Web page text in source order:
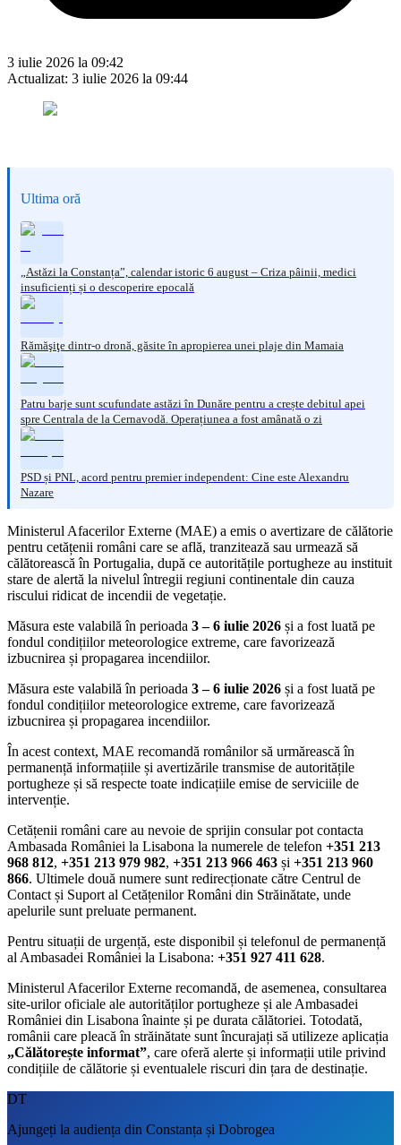
3 iulie 2026 la 09:42
Actualizat: 3 iulie 2026 la 09:44
Ultima oră
„Astăzi la Constanța”, calendar istoric 6 august – Criza pâinii, medici
insuficienți și o descoperire epocală
Rămăşiţe dintr-o dronă, găsite în apropierea unei plaje din Mamaia
Patru barje sunt scufundate astăzi în Dunăre pentru a crește debitul apei
spre Centrala de la Cernavodă. Operațiunea a fost amânată o zi
PSD și PNL, acord pentru premier independent: Cine este Alexandru
Nazare
Ministerul Afacerilor Externe (MAE) a emis o avertizare de călătorie
pentru cetățenii români care se află, tranzitează sau urmează să
călătorească în Portugalia, după ce autoritățile portugheze au instituit
stare de alertă la nivelul întregii regiuni continentale din cauza
riscului ridicat de incendii de vegetație.
Măsura este valabilă în perioada 3 – 6 iulie 2026 și a fost luată pe
fondul condițiilor meteorologice extreme, care favorizează
izbucnirea și propagarea incendiilor.
Măsura este valabilă în perioada 3 – 6 iulie 2026 și a fost luată pe
fondul condițiilor meteorologice extreme, care favorizează
izbucnirea și propagarea incendiilor.
În acest context, MAE recomandă românilor să urmărească în
permanență informațiile și avertizările transmise de autoritățile
portugheze și să respecte toate indicațiile emise de serviciile de
intervenție.
Cetățenii români care au nevoie de sprijin consular pot contacta
Ambasada României la Lisabona la numerele de telefon +351 213
968 812, +351 213 979 982, +351 213 966 463 și +351 213 960
866. Ultimele două numere sunt redirecționate către Centrul de
Contact și Suport al Cetățenilor Români din Străinătate, unde
apelurile sunt preluate permanent.
Pentru situații de urgență, este disponibil și telefonul de permanență
al Ambasadei României la Lisabona: +351 927 411 628.
Ministerul Afacerilor Externe recomandă, de asemenea, consultarea
site-urilor oficiale ale autorităților portugheze și ale Ambasadei
României din Lisabona înainte și pe durata călătoriei. Totodată,
românii care pleacă în străinătate sunt încurajați să utilizeze aplicația
„Călătorește informat”, care oferă alerte și informații utile privind
condițiile de călătorie și eventualele riscuri din țara de destinație.
DT
Ajungeți la audiența din Constanța și Dobrogea